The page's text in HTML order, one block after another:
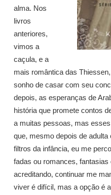
alma. Nos
livros
anteriores,
vimos a
caçula, e a
mais romântica das
sonho de casar com seu
depois, as esperanças de
história que promete contos
a muitas pessoas, mas
que, mesmo depois de
filtros da infância, eu me
fadas ou romances, fantasias
acreditando, continuar me
viver é difícil, mas a opção é